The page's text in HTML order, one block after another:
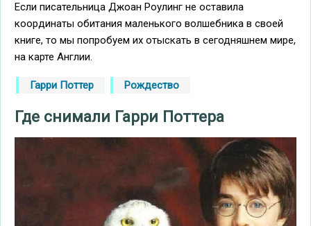
Если писательница Джоан Роулинг не оставила
координаты обитания маленького волшебника в своей
книге, то мы попробуем их отыскать в сегодняшнем мире,
на карте Англии.
Гарри Поттер Рождество
Где снимали Гарри Поттера